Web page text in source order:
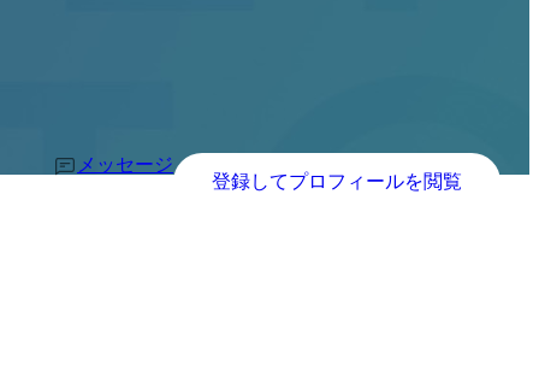
メッセージ
登録してプロフィールを閲覧